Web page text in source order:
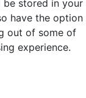
be stored in your
have the option
out of some of
experience.